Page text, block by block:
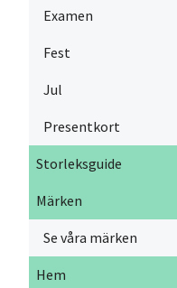
Examen
Fest
Jul
Presentkort
Storleksguide
Märken
Se våra märken
Hem